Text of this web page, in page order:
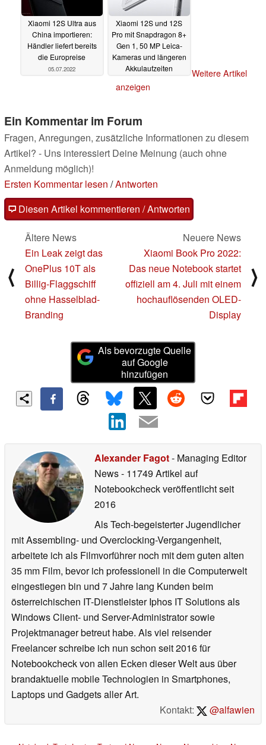
Xiaomi 12S Ultra aus
China importieren:
Händler liefert bereits
die Europreise
05.07.2022
Xiaomi 12S und 12S
Pro mit Snapdragon 8+
Gen 1, 50 MP Leica-
Kameras und längeren
Akkulaufzeiten
Weitere Artikel
anzeigen
Ein Kommentar im Forum
Fragen, Anregungen, zusätzliche Informationen zu diesem
Artikel? - Uns interessiert Deine Meinung (auch ohne
Anmeldung möglich)!
Ersten Kommentar lesen /Antworten
Diesen Artikel kommentieren / Antworten
⟨
Ältere News
Ein Leak zeigt das
OnePlus 10T als
Billig-Flaggschiff
ohne Hasselblad-
Branding
Neuere News
Xiaomi Book Pro 2022:
Das neue Notebook startet
offiziell am 4. Juli mit einem
hochauflösenden OLED-
Display
⟩
Als bevorzugte Quelle
auf Google
hinzufügen
Alexander Fagot- Managing Editor
News- 11749 Artikel auf
Notebookcheck veröffentlichtseit
2016
Als Tech-begeisterter Jugendlicher
mit Assembling- und Overclocking-Vergangenheit,
arbeitete ich als Filmvorführer noch mit dem guten alten
35 mm Film, bevor ich professionell in die Computerwelt
eingestiegen bin und 7 Jahre lang Kunden beim
österreichischen IT-Dienstleister Iphos IT Solutions als
Windows Client- und Server-Administrator sowie
Projektmanager betreut habe. Als viel reisender
Freelancer schreibe ich nun schon seit 2016 für
Notebookcheck von allen Ecken dieser Welt aus über
brandaktuelle mobile Technologien in Smartphones,
Laptops und Gadgets aller Art.
Kontakt:
@alfawien